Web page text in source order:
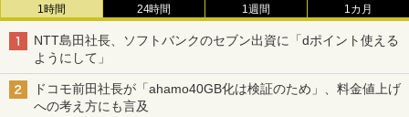
1時間 24時間 1週間 1カ月
NTT島田社長、ソフトバンクのセブン出資に「dポイント使える
ようにして」
ドコモ前田社長が「ahamo40GB化は検証のため」、料金値上げ
への考え方にも言及